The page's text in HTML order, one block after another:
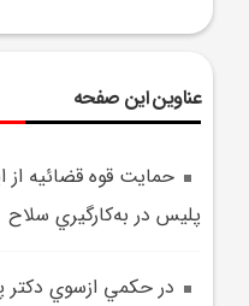
عناوین این صفحه
حمايت قوه قضائيه از
پليس در به‌کارگيري سلاح
در حکمي ازسوي دکتر